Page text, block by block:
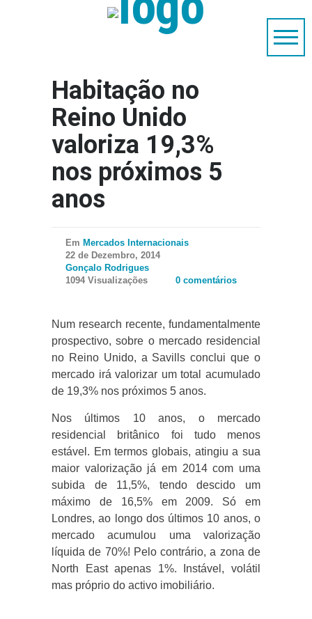
Habitação no
Reino Unido
valoriza 19,3%
nos próximos 5
anos
Em Mercados Internacionais
22 de Dezembro, 2014
Gonçalo Rodrigues
1094 Visualizações
0 comentários
Num research recente, fundamentalmente
prospectivo, sobre o mercado residencial
no Reino Unido, a Savills conclui que o
mercado irá valorizar um total acumulado
de 19,3% nos próximos 5 anos.
Nos últimos 10 anos, o mercado
residencial britânico foi tudo menos
estável. Em termos globais, atingiu a sua
maior valorização já em 2014 com uma
subida de 11,5%, tendo descido um
máximo de 16,5% em 2009. Só em
Londres, ao longo dos últimos 10 anos, o
mercado acumulou uma valorização
líquida de 70%! Pelo contrário, a zona de
North East apenas 1%. Instável, volátil
mas próprio do activo imobiliário.